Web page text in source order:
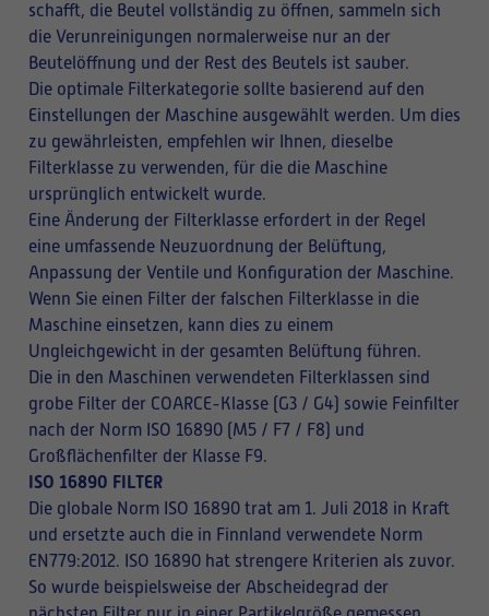
schafft, die Beutel vollständig zu öffnen, sammeln sich
die Verunreinigungen normalerweise nur an der
Beutelöffnung und der Rest des Beutels ist sauber.
Die optimale Filterkategorie sollte basierend auf den
Einstellungen der Maschine ausgewählt werden. Um dies
zu gewährleisten, empfehlen wir Ihnen, dieselbe
Filterklasse zu verwenden, für die die Maschine
ursprünglich entwickelt wurde.
Eine Änderung der Filterklasse erfordert in der Regel
eine umfassende Neuzuordnung der Belüftung,
Anpassung der Ventile und Konfiguration der Maschine.
Wenn Sie einen Filter der falschen Filterklasse in die
Maschine einsetzen, kann dies zu einem
Ungleichgewicht in der gesamten Belüftung führen.
Die in den Maschinen verwendeten Filterklassen sind
grobe Filter der COARCE-Klasse (G3 / G4) sowie Feinfilter
nach der Norm ISO 16890 (M5 / F7 / F8) und
Großflächenfilter der Klasse F9.
ISO 16890 FILTER
Die globale Norm ISO 16890 trat am 1. Juli 2018 in Kraft
und ersetzte auch die in Finnland verwendete Norm
EN779:2012. ISO 16890 hat strengere Kriterien als zuvor.
So wurde beispielsweise der Abscheidegrad der